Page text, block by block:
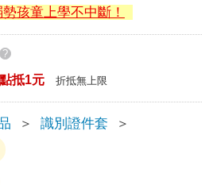
孩童上學不中斷！
?
抵1元 折抵無上限
＞ 識別證件套
＞